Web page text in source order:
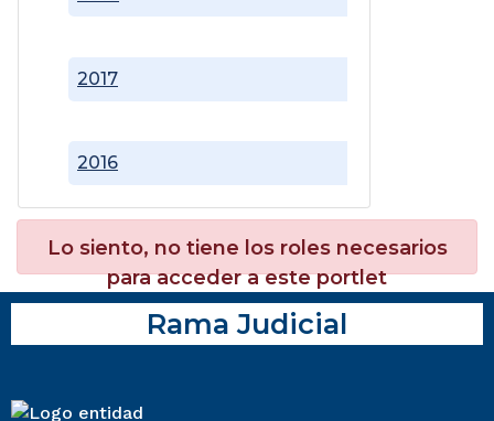
2016
2017
Lo siento, no tiene los roles necesarios
para acceder a este portlet
Rama Judicial